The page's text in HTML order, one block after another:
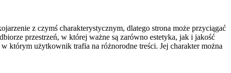
z czymś charakterystycznym, dlatego strona może przyciągać
przestrzeń, w której ważne są zarówno estetyka, jak i jakość
którym użytkownik trafia na różnorodne treści. Jej charakter można